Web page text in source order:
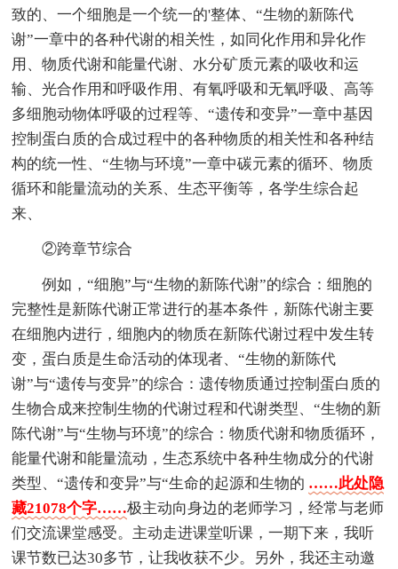
致的、一个细胞是一个统一的'整体、“生物的新陈代
谢”一章中的各种代谢的相关性，如同化作用和异化作
用、物质代谢和能量代谢、水分矿质元素的吸收和运
输、光合作用和呼吸作用、有氧呼吸和无氧呼吸、高等
多细胞动物体呼吸的过程等、“遗传和变异”一章中基因
控制蛋白质的合成过程中的各种物质的相关性和各种结
构的统一性、“生物与环境”一章中碳元素的循环、物质
循环和能量流动的关系、生态平衡等，各学生综合起
来、
②跨章节综合
例如，“细胞”与“生物的新陈代谢”的综合：细胞的
完整性是新陈代谢正常进行的基本条件，新陈代谢主要
在细胞内进行，细胞内的物质在新陈代谢过程中发生转
变，蛋白质是生命活动的体现者、“生物的新陈代
谢”与“遗传与变异”的综合：遗传物质通过控制蛋白质的
生物合成来控制生物的代谢过程和代谢类型、“生物的新
陈代谢”与“生物与环境”的综合：物质代谢和物质循环，
能量代谢和能量流动，生态系统中各种生物成分的代谢
类型、“遗传和变异”与“生命的起源和生物的 ……此处隐
藏21078个字……极主动向身边的老师学习，经常与老师
们交流课堂感受。主动走进课堂听课，一期下来，我听
课节数已达30多节，让我收获不少。另外，我还主动邀